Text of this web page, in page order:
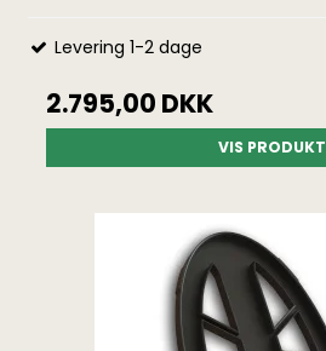
Levering 1-2 dage
2.795,00 DKK
VIS PRODUKT